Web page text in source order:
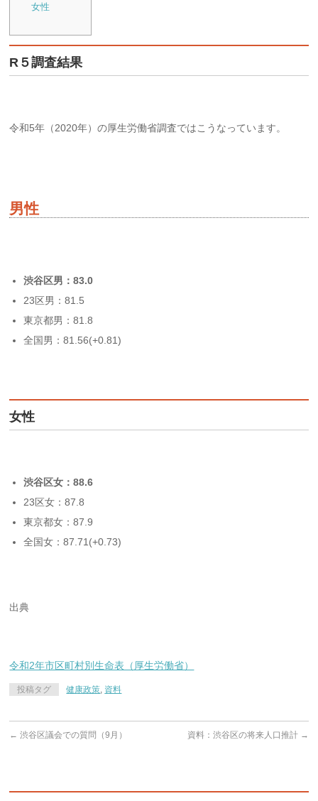
女性
R５調査結果
令和5年（2020年）の厚生労働省調査ではこうなっています。
男性
渋谷区男：83.0
23区男：81.5
東京都男：81.8
全国男：81.56(+0.81)
女性
渋谷区女：88.6
23区女：87.8
東京都女：87.9
全国女：87.71(+0.73)
出典
令和2年市区町村別生命表（厚生労働省）
投稿タグ 健康政策, 資料
← 渋谷区議会での質問（9月） 資料：渋谷区の将来人口推計 →